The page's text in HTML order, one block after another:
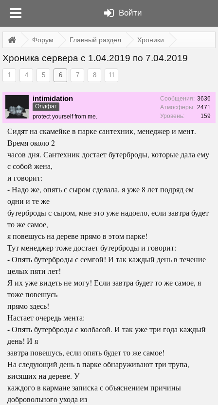
Войти
Форум Главный раздел Хроники
Хроника сервера с 1.04.2019 по 7.04.2019
1 4 5 6 7 8 11
intimidation
Олдфаг
protect yourself from me.
Сообщения: 3636
Атмосферы: 2471
Уровень:
159
Сидят на скамейке в парке сантехник, менеджер и мент.
Время около 2
часов дня. Сантехник достает бутерброды, которые дала ему
с собой жена,
и говорит:
- Надо же, опять с сыром сделала, я уже 8 лет подряд ем
одни и те же
бутерброды с сыром, мне это уже надоело, если завтра будет
то же самое,
я повешусь на дереве прямо в этом парке!
Тут менеджер тоже достает бутерброды и говорит:
- Опять бутерброды с семгой! И так каждый день в течение
целых пяти лет!
Я их уже видеть не могу! Если завтра будет то же самое, я
тоже повешусь
прямо здесь!
Настает очередь мента:
- Опять бутерброды с колбасой. И так уже три года каждый
день! И я
завтра повешусь, если опять будет то же самое!
На следующий день в парке обнаруживают три трупа,
висящих на дереве. У
каждого в кармане записка с объяснением причины
добровольного ухода из